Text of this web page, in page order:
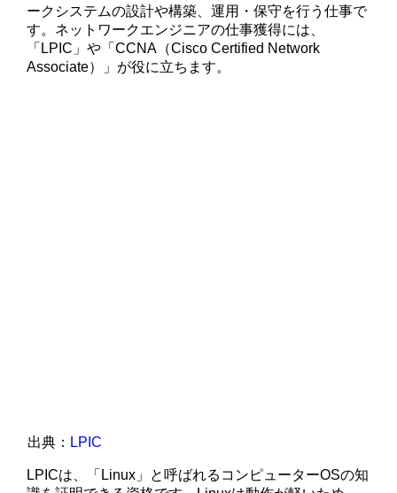
ークシステムの設計や構築、運用・保守を行う仕事で
す。ネットワークエンジニアの仕事獲得には、
「LPIC」や「CCNA（Cisco Certified Network
Associate）」が役に立ちます。
出典： LPIC
LPICは、「Linux」と呼ばれるコンピューターOSの知